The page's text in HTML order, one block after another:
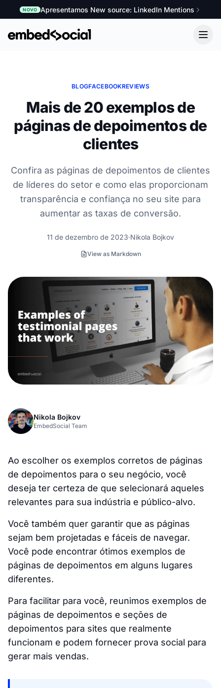
NOVO Apresentamos New source: LinkedIn Mentions
BLOGFACEBOOKREVIEWS
Mais de 20 exemplos de
páginas de depoimentos de
clientes
Confira as páginas de depoimentos de clientes
de líderes do setor e como elas proporcionam
transparência e confiança no seu site para
aumentar as taxas de conversão.
11 de dezembro de 2023 Nikola Bojkov
View as Markdown
Nikola Bojkov
EmbedSocial Team
Ao escolher os exemplos corretos de páginas
de depoimentos para o seu negócio, você
deseja ter certeza de que selecionará aqueles
relevantes para sua indústria e público-alvo.
Você também quer garantir que as páginas
sejam bem projetadas e fáceis de navegar.
Você pode encontrar ótimos exemplos de
páginas de depoimentos em alguns lugares
diferentes.
Para facilitar para você, reunimos exemplos de
páginas de depoimentos e seções de
depoimentos para sites que realmente
funcionam e podem fornecer prova social para
gerar mais vendas.